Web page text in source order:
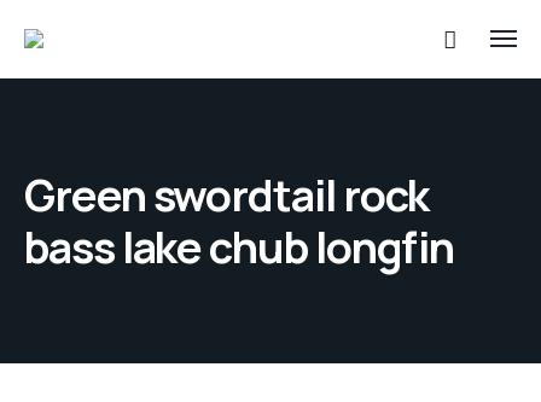
Green swordtail rock
bass lake chub longfin